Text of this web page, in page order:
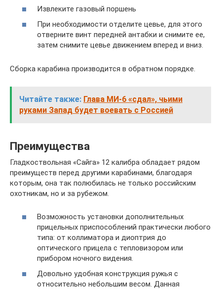
Извлеките газовый поршень
При необходимости отделите цевье, для этого
отверните винт передней антабки и снимите ее,
затем снимите цевье движением вперед и вниз.
Сборка карабина производится в обратном порядке.
Читайте также: Глава МИ-6 «сдал», чьими
руками Запад будет воевать с Россией
Преимущества
Гладкоствольная «Сайга» 12 калибра обладает рядом
преимуществ перед другими карабинами, благодаря
которым, она так полюбилась не только российским
охотникам, но и за рубежом.
Возможность установки дополнительных
прицельных приспособлений практически любого
типа: от коллиматора и диоптрия до
оптического прицела с тепловизором или
прибором ночного видения.
Довольно удобная конструкция ружья с
относительно небольшим весом. Данная